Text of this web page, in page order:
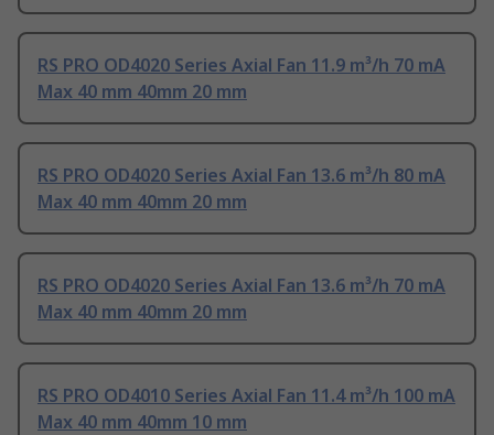
RS PRO OD4020 Series Axial Fan 11.9 m³/h 70 mA
Max 40 mm 40mm 20 mm
RS PRO OD4020 Series Axial Fan 13.6 m³/h 80 mA
Max 40 mm 40mm 20 mm
RS PRO OD4020 Series Axial Fan 13.6 m³/h 70 mA
Max 40 mm 40mm 20 mm
RS PRO OD4010 Series Axial Fan 11.4 m³/h 100 mA
Max 40 mm 40mm 10 mm